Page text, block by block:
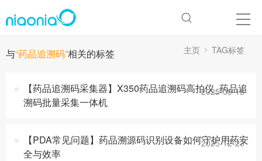
与“药品追溯码”相关的标签 主页 TAG标签
【药品追溯码采集器】X350药品追溯码高拍仪_药品追
溯码批量采集一体机
2025-09-18
【PDA常见问题】药品溯源码识别设备如何守护用药安
全与效率
2025-12-23